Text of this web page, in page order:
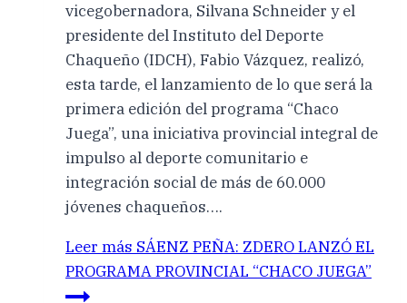
vicegobernadora, Silvana Schneider y el
presidente del Instituto del Deporte
Chaqueño (IDCH), Fabio Vázquez, realizó,
esta tarde, el lanzamiento de lo que será la
primera edición del programa “Chaco
Juega”, una iniciativa provincial integral de
impulso al deporte comunitario e
integración social de más de 60.000
jóvenes chaqueños….
Leer más SÁENZ PEÑA: ZDERO LANZÓ EL
PROGRAMA PROVINCIAL “CHACO JUEGA”